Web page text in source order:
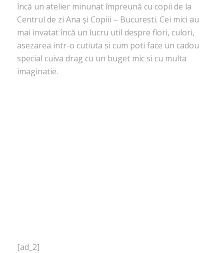
încă un atelier minunat împreună cu copii de la
Centrul de zi Ana și Copiii – Bucuresti. Cei mici au
mai invatat încă un lucru util despre flori, culori,
asezarea intr-o cutiuta si cum poti face un cadou
special cuiva drag cu un buget mic si cu multa
imaginatie.
[ad_2]